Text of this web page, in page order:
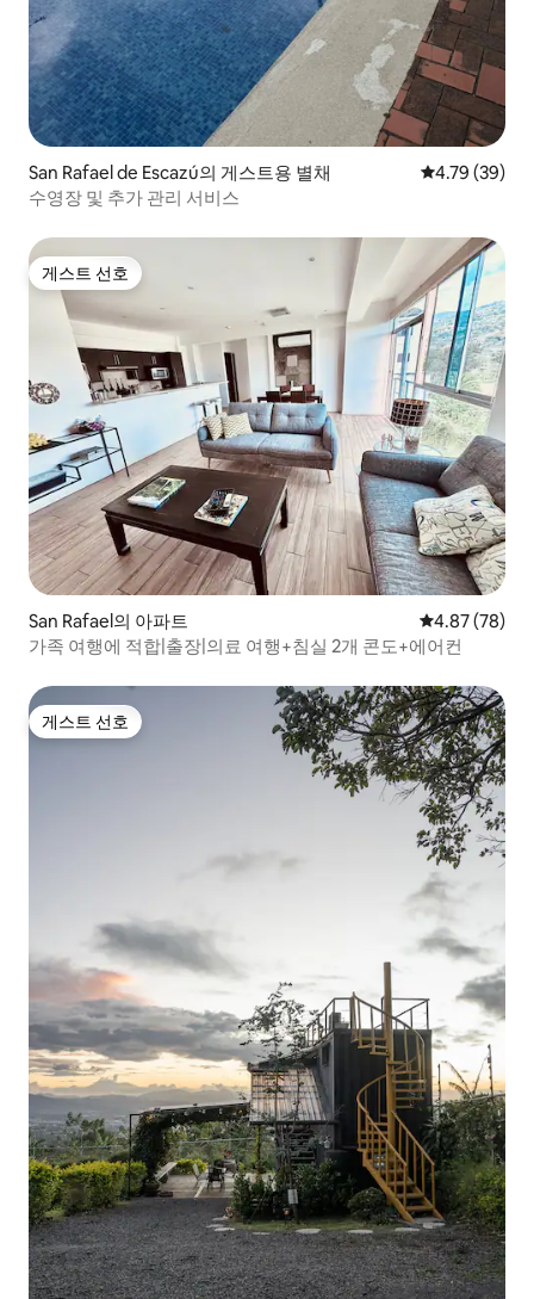
San Rafael de Escazú의 게스트용 별채 평점 4.79점(5
4.79 (39)
수영장 및 추가 관리 서비스
게스트 선호
게스트 선호
San Rafael의 아파트 평점 4.87점(5
4.87 (78)
가족 여행에 적합|출장|의료 여행+침실 2개 콘도+에어컨
게스트 선호
게스트 선호